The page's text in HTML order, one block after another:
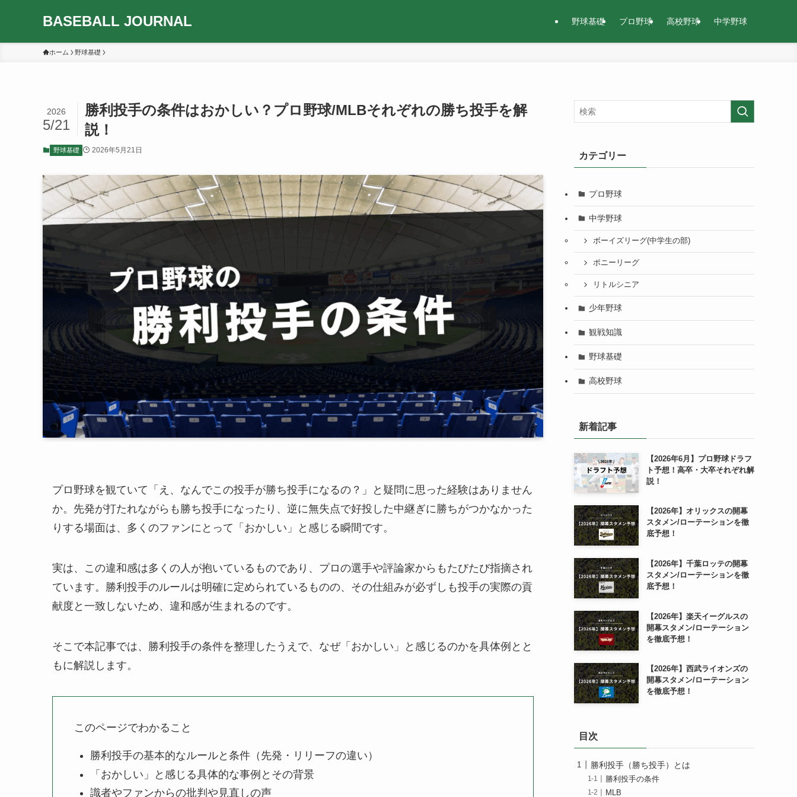
BASEBALL JOURNAL 野球基礎 プロ野球 高校野球 中学野球
ホーム 野球基礎
勝利投手の条件はおかしい？プロ野球/MLBそれぞれの勝ち投手を解
説！
2026
5/21
野球基礎 2026年5月21日
プロ野球を観ていて「え、なんでこの投手が勝ち投手になるの？」と疑問に思った経験はありません
か。先発が打たれながらも勝ち投手になったり、逆に無失点で好投した中継ぎに勝ちがつかなかった
りする場面は、多くのファンにとって「おかしい」と感じる瞬間です。
実は、この違和感は多くの人が抱いているものであり、プロの選手や評論家からもたびたび指摘され
ています。勝利投手のルールは明確に定められているものの、その仕組みが必ずしも投手の実際の貢
献度と一致しないため、違和感が生まれるのです。
そこで本記事では、勝利投手の条件を整理したうえで、なぜ「おかしい」と感じるのかを具体例とと
もに解説します。
このページでわかること
勝利投手の基本的なルールと条件（先発・リリーフの違い）
「おかしい」と感じる具体的な事例とその背景
識者やファンからの批判や見直しの声
カテゴリー
プロ野球
中学野球
ボーイズリーグ(中学生の部)
ポニーリーグ
リトルシニア
少年野球
観戦知識
野球基礎
高校野球
新着記事
【2026年6月】プロ野球ドラフ
ト予想！高卒・大卒それぞれ解
説！
【2026年】オリックスの開幕
スタメン/ローテーションを徹
底予想！
【2026年】千葉ロッテの開幕
スタメン/ローテーションを徹
底予想！
【2026年】楽天イーグルスの
開幕スタメン/ローテーション
を徹底予想！
【2026年】西武ライオンズの
開幕スタメン/ローテーション
を徹底予想！
目次
勝利投手（勝ち投手）とは
勝利投手の条件
MLB